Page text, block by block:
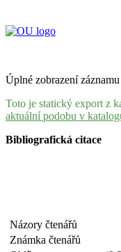
Úplné zobrazení záznamu
Toto je statický export z
aktuální podobu v
Bibliografická citace
Názory čtenářů
Známka čtenářů